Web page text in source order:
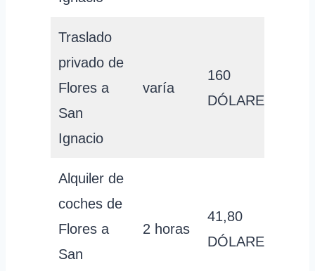
Traslado
privado de
Flores a
San
Ignacio
varía
160
DÓLARES
Alquiler de
coches de
Flores a
San
2 horas
41,80
DÓLARES